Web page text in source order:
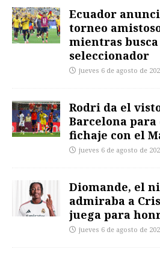
Ecuador
torneo
mientras
seleccionador
jueves 6 de agosto de
Rodri da el
Barcelona para
fichaje con el
jueves 6 de agosto de
Diomande, el
admiraba a
juega para
jueves 6 de agosto de